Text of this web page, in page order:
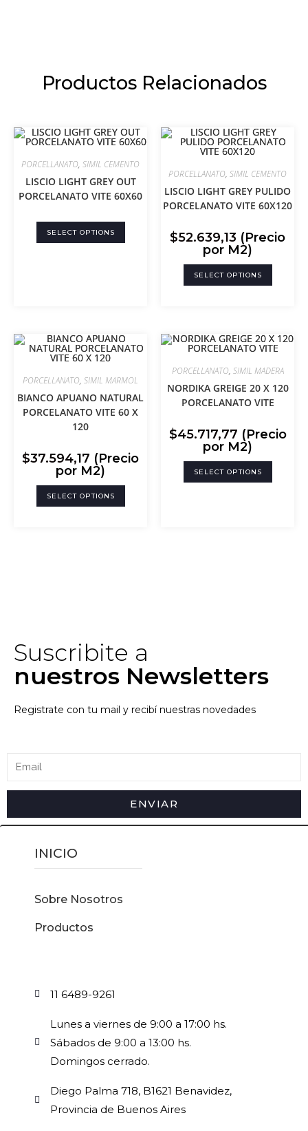
Productos Relacionados
PORCELLANATO, SIMIL CEMENTO
LISCIO LIGHT GREY OUT
PORCELANATO VITE 60X60
SELECT OPTIONS
PORCELLANATO, SIMIL CEMENTO
LISCIO LIGHT GREY PULIDO
PORCELANATO VITE 60X120
$52.639,13 (Precio
por M2)
SELECT OPTIONS
PORCELLANATO, SIMIL MARMOL
BIANCO APUANO NATURAL
PORCELANATO VITE 60 X
120
$37.594,17 (Precio
por M2)
SELECT OPTIONS
PORCELLANATO, SIMIL MADERA
NORDIKA GREIGE 20 X 120
PORCELANATO VITE
$45.717,77 (Precio
por M2)
SELECT OPTIONS
Suscribite a
nuestros Newsletters
Registrate con tu mail y recibí nuestras novedades
ENVIAR
INICIO
Sobre Nosotros
Productos
11 6489-9261
Lunes a viernes de 9:00 a 17:00 hs.
Sábados de 9:00 a 13:00 hs.
Domingos cerrado.
Diego Palma 718, B1621 Benavidez,
Provincia de Buenos Aires